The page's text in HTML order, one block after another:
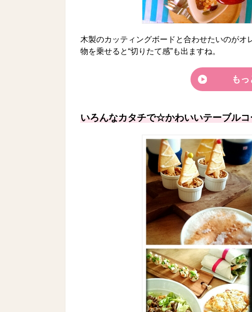
木製のカッティングボードと合わせたいのが
物を乗せると“切りたて感”も出ますね。
も
いろんなカタチで☆かわいいテーブル